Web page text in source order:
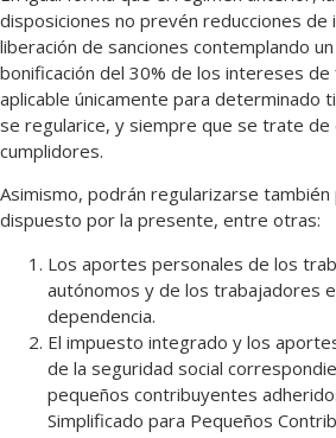
disposiciones no prevén reducciones de
liberación de sanciones contemplando
bonificación del 30% de los intereses de
aplicable únicamente para determinado
se regularice, y siempre que se trate
cumplidores.
Asimismo, podrán regularizarse
dispuesto por la presente, entre otras:
Los aportes personales de los
autónomos y de los trabajadores
dependencia.
El impuesto integrado y los
de la seguridad social
pequeños contribuyentes
Simplificado para Pequeños